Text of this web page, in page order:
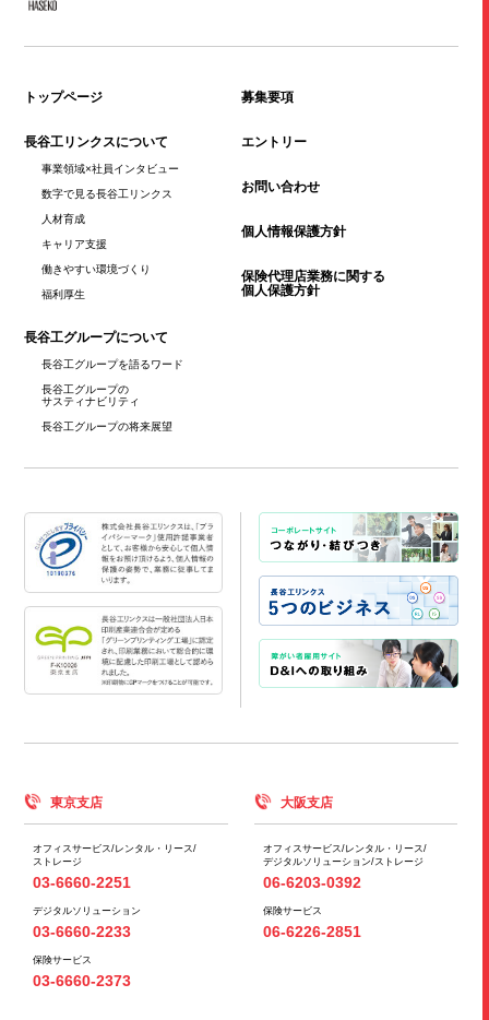
トップページ
長谷工リンクスについて
事業領域×社員インタビュー
数字で見る長谷工リンクス
人材育成
キャリア支援
働きやすい環境づくり
福利厚生
長谷工グループについて
長谷工グループを語るワード
長谷工グループの
サスティナビリティ
長谷工グループの将来展望
募集要項
エントリー
お問い合わせ
個人情報保護方針
保険代理店業務に関する
個人保護方針
東京支店
オフィスサービス/レンタル・リース/
ストレージ
03-6660-2251
デジタルソリューション
03-6660-2233
保険サービス
03-6660-2373
大阪支店
オフィスサービス/レンタル・リース/
デジタルソリューション/ストレージ
06-6203-0392
保険サービス
06-6226-2851